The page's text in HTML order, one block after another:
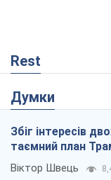
Rest
Думки
Збіг інтересів
таємний план
Віктор Швець